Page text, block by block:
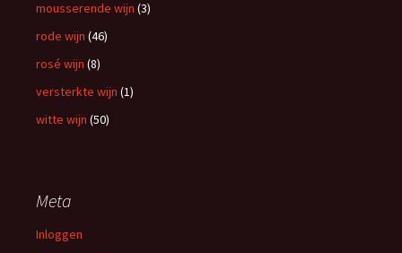
mousserende wijn (3)
rode wijn (46)
rosé wijn (8)
versterkte wijn (1)
witte wijn (50)
Meta
Inloggen